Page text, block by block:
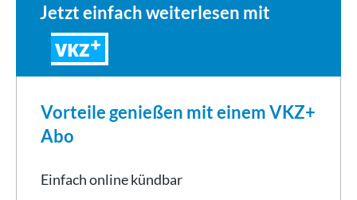
Jetzt einfach weiterlesen mit
VKZ
Vorteile genießen mit einem VKZ+
Abo
Einfach online kündbar